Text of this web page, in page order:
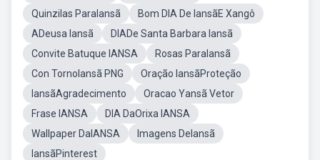
Quinzilas ParaIansã
Bom DIA De IansãE Xangô
ADeusa Iansã
DIADe Santa Barbara Iansã
Convite Batuque IANSA
Rosas ParaIansã
Con TornoIansã PNG
Oração IansãProteção
IansãAgradecimento
Oracao Yansã Vetor
Frase IANSA
DIA DaOrixa IANSA
Wallpaper DaIANSA
Imagens DeIansã
IansãPinterest